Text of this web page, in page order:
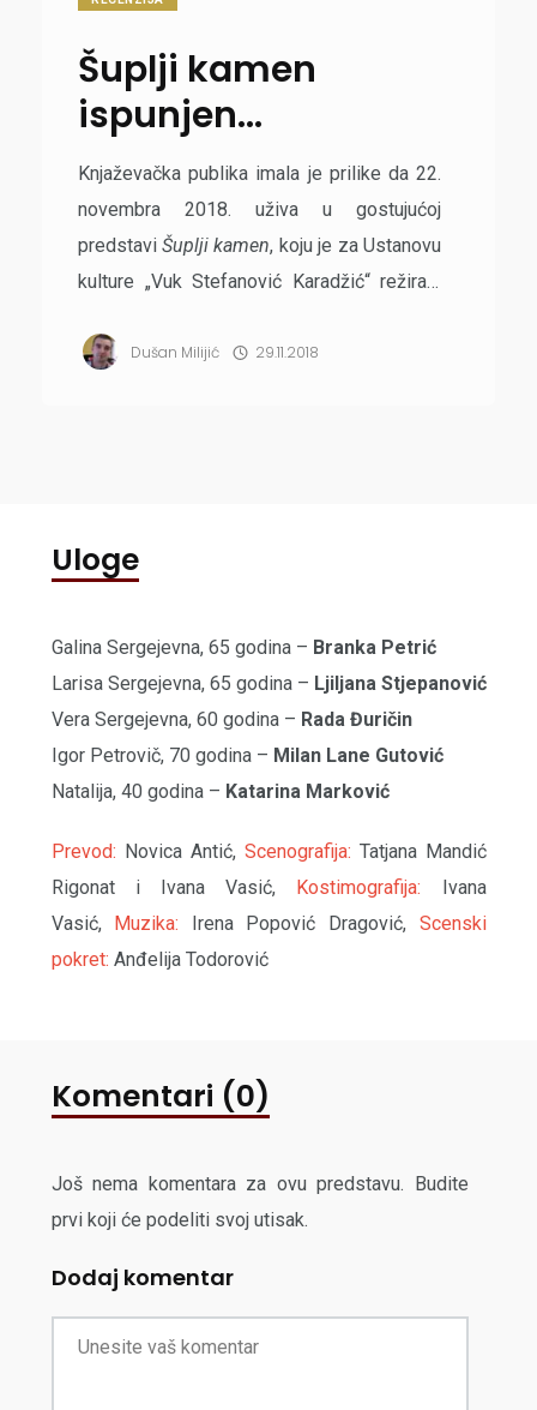
Šuplji kamen
ispunjen
emocijama
Knjaževačka publika imala je prilike da 22.
novembra 2018. uživa u gostujućoj
predstavi Šuplji kamen, koju je za Ustanovu
kulture „Vuk Stefanović Karadžić“ režirala
ruskog pisca Nikolaja Koljade, a u kojoj igra
Dušan Milijić 29.11.2018
Uloge
Galina Sergejevna, 65 godina – Branka Petrić
Larisa Sergejevna, 65 godina – Ljiljana Stjepanović
Vera Sergejevna, 60 godina – Rada Đuričin
Igor Petrovič, 70 godina – Milan Lane Gutović
Natalija, 40 godina – Katarina Marković
Prevod: Novica Antić, Scenografija: Tatjana Mandić
Rigonat i Ivana Vasić,
Kostimografija:
Ivana
Vasić,Muzika: Irena Popović Dragović, Scenski
pokret: Anđelija Todorović
Komentari (0)
Još nema komentara za ovu predstavu. Budite
prvi koji će podeliti svoj utisak.
Dodaj komentar